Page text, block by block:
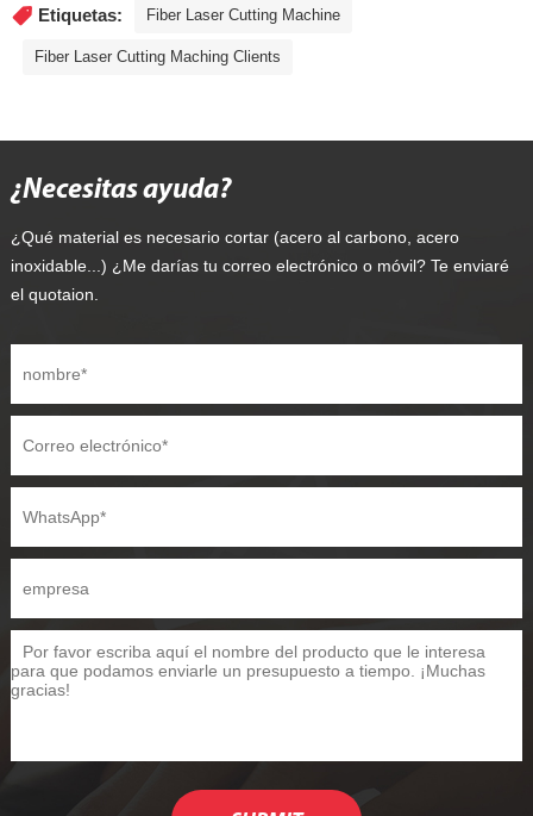
Etiquetas: Fiber Laser Cutting Machine
Fiber Laser Cutting Maching Clients
¿Necesitas ayuda?
¿Qué material es necesario cortar (acero al carbono, acero
inoxidable...) ¿Me darías tu correo electrónico o móvil? Te enviaré
el quotaion.